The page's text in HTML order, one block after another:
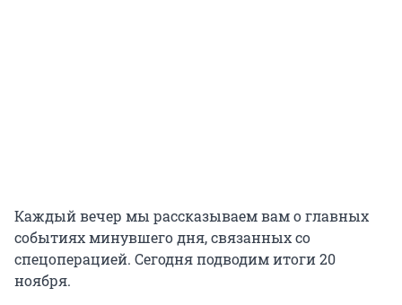
Каждый вечер мы рассказываем вам о главных
событиях минувшего дня, связанных со
спецоперацией. Сегодня подводим итоги 20
ноября.